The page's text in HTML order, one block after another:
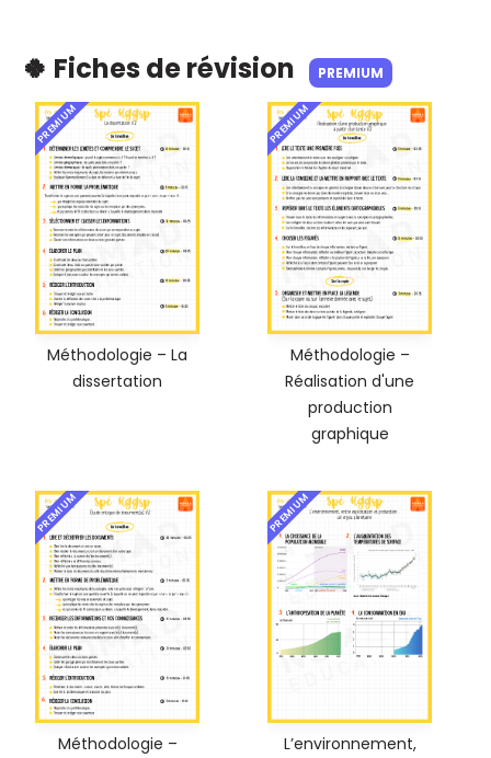
🍀 Fiches de révision PREMIUM
PREMIUM
Méthodologie – La
dissertation
PREMIUM
Méthodologie –
Réalisation d'une
production
graphique
PREMIUM
Méthodologie –
PREMIUM
L’environnement,